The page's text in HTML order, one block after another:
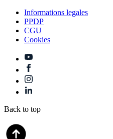
Informations legales
PPDP
CGU
Cookies
Back to top